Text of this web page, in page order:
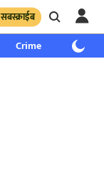
सबस्क्राईब
Crime साप्ताहिक